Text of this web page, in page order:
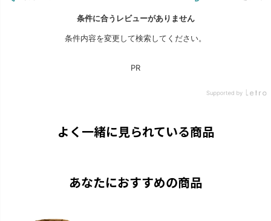
よく一緒に見られている商品
あなたにおすすめの商品